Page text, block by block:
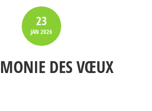
23
JAN 2026
DES VŒUX